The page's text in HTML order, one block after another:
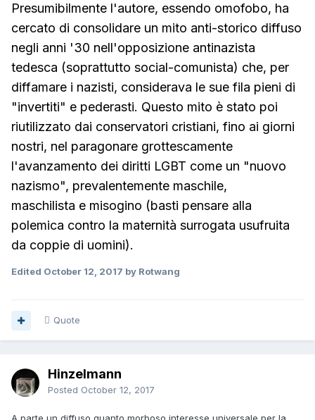
Presumibilmente l'autore, essendo omofobo, ha
cercato di consolidare un mito anti-storico diffuso
negli anni '30 nell'opposizione antinazista
tedesca (soprattutto social-comunista) che, per
diffamare i nazisti, considerava le sue fila pieni di
"invertiti" e pederasti. Questo mito è stato poi
riutilizzato dai conservatori cristiani, fino ai giorni
nostri, nel paragonare grottescamente
l'avanzamento dei diritti LGBT come un "nuovo
nazismo", prevalentemente maschile,
maschilista e misogino (basti pensare alla
polemica contro la maternità surrogata usufruita
da coppie di uomini).
Edited October 12, 2017 by Rotwang
Quote
Hinzelmann
Posted October 12, 2017